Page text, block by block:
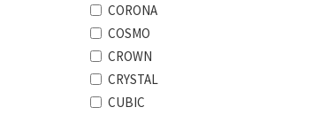
CORONA
COSMO
CROWN
CRYSTAL
CUBIC